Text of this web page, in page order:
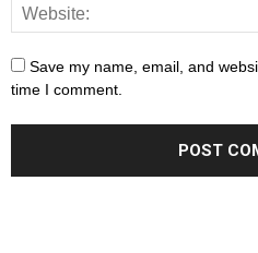
Save my name, email, and
time I comment.